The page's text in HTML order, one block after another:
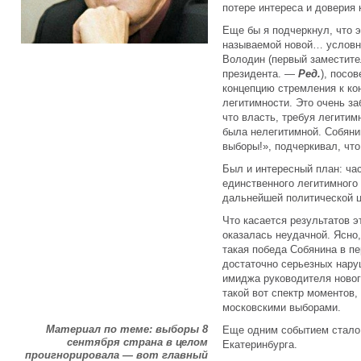
потере интереса и доверия
Еще бы я подчеркнул, что
называемой новой…
Володин (первый
президента. — Ред.),
концепцию стремления к
легитимности. Это очень
что власть, требуя
была нелегитимной.
выборы!», подчеркивал,
Был и интересный план:
единственного
дальнейшей политической
Что касается результатов
оказалась неудачной.
такая победа Собянина в
достаточно серьезных
имиджа руководителя
такой вот спектр
московскими выборами.
Материал по теме: выборы 8
сентября страна в целом
проигнорировала — вот главный
Еще одним событием
Екатеринбурга.